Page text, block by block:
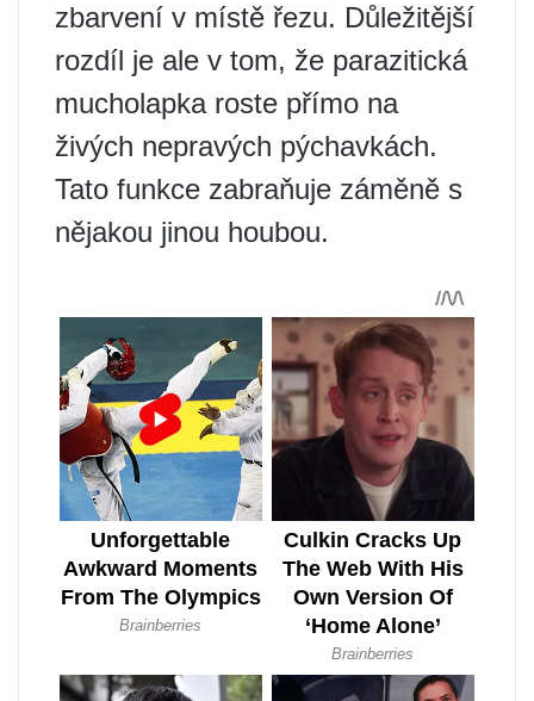
zbarvení v místě řezu. Důležitější
rozdíl je ale v tom, že parazitická
mucholapka roste přímo na
živých nepravých pýchavkách.
Tato funkce zabraňuje záměně s
nějakou jinou houbou.